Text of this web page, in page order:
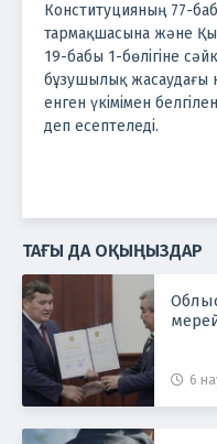
Конституцияның 77-
тармақшасына және
19-бабы 1-бөлігіне
бұзушылық жасаудағы
енген үкімімен
деп есептеледі.
ТАҒЫ ДА ОҚЫҢЫЗДАР
6